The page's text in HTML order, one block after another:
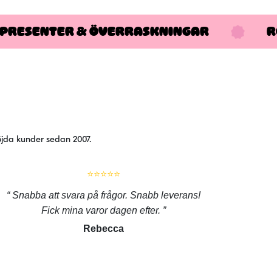
varianter.
De
PRESENTER & ÖVERRASKNINGAR
kunder sedan 2007.
⭐⭐⭐⭐⭐
Snabba att svara på frågor. Snabb leverans!
Fick mina varor dagen efter.
Rebecca